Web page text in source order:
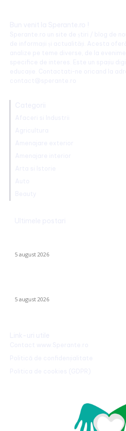
5 august 2026
5 august 2026